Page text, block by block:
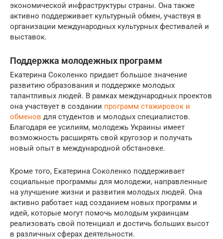
экономической инфраструктуры страны. Она также
активно поддерживает культурный обмен, участвуя в
организации международных культурных фестивалей и
выставок.
Поддержка молодежных программ
Екатерина Соколенко придает большое значение
развитию образования и поддержке молодых
талантливых людей. В рамках международных проектов
она участвует в создании программ стажировок и
обменов для студентов и молодых специалистов.
Благодаря ее усилиям, молодежь Украины имеет
возможность расширять свой кругозор и получать
новый опыт в международной обстановке.
Кроме того, Екатерина Соколенко поддерживает
социальные программы для молодежи, направленные
на улучшение жизни и развития молодых людей. Она
активно работает над созданием новых программ и
идей, которые могут помочь молодым украинцам
реализовать свой потенциал и достичь больших высот
в различных сферах деятельности.